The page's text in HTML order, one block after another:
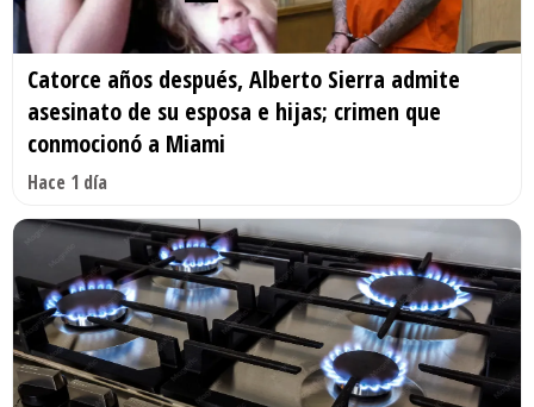
Catorce años después, Alberto Sierra admite
asesinato de su esposa e hijas; crimen que
conmocionó a Miami
Hace 1 día